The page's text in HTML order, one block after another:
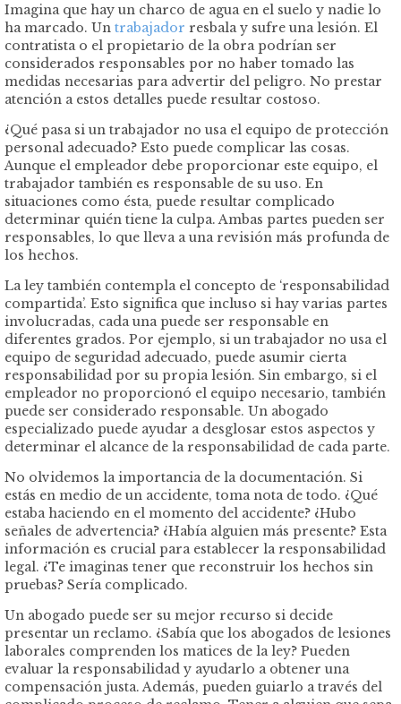
Imagina que hay un charco de agua en el suelo y nadie lo
ha marcado. Un trabajador resbala y sufre una lesión. El
contratista o el propietario de la obra podrían ser
considerados responsables por no haber tomado las
medidas necesarias para advertir del peligro. No prestar
atención a estos detalles puede resultar costoso.
¿Qué pasa si un trabajador no usa el equipo de protección
personal adecuado? Esto puede complicar las cosas.
Aunque el empleador debe proporcionar este equipo, el
trabajador también es responsable de su uso. En
situaciones como ésta, puede resultar complicado
determinar quién tiene la culpa. Ambas partes pueden ser
responsables, lo que lleva a una revisión más profunda de
los hechos.
La ley también contempla el concepto de ‘responsabilidad
compartida’. Esto significa que incluso si hay varias partes
involucradas, cada una puede ser responsable en
diferentes grados. Por ejemplo, si un trabajador no usa el
equipo de seguridad adecuado, puede asumir cierta
responsabilidad por su propia lesión. Sin embargo, si el
empleador no proporcionó el equipo necesario, también
puede ser considerado responsable. Un abogado
especializado puede ayudar a desglosar estos aspectos y
determinar el alcance de la responsabilidad de cada parte.
No olvidemos la importancia de la documentación. Si
estás en medio de un accidente, toma nota de todo. ¿Qué
estaba haciendo en el momento del accidente? ¿Hubo
señales de advertencia? ¿Había alguien más presente? Esta
información es crucial para establecer la responsabilidad
legal. ¿Te imaginas tener que reconstruir los hechos sin
pruebas? Sería complicado.
Un abogado puede ser su mejor recurso si decide
presentar un reclamo. ¿Sabía que los abogados de lesiones
laborales comprenden los matices de la ley? Pueden
evaluar la responsabilidad y ayudarlo a obtener una
compensación justa. Además, pueden guiarlo a través del